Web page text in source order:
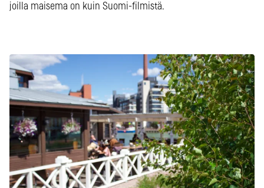
joilla maisema on kuin Suomi-filmistä.